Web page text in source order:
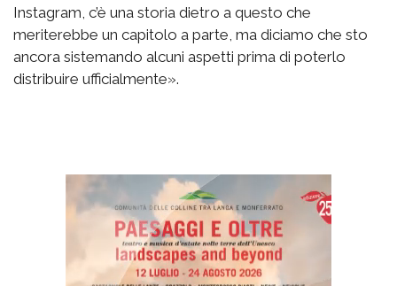
Instagram, c’è una storia dietro a questo che
meriterebbe un capitolo a parte, ma diciamo che sto
ancora sistemando alcuni aspetti prima di poterlo
distribuire ufficialmente».